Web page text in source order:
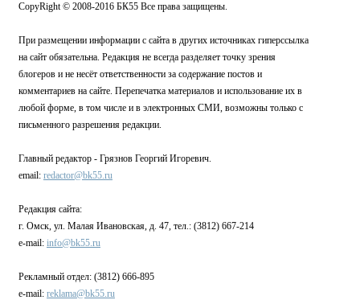
CopyRight © 2008-2016 БК55 Все права защищены.
При размещении информации с сайта в других источниках гиперссылка
на сайт обязательна. Редакция не всегда разделяет точку зрения
блогеров и не несёт ответственности за содержание постов и
комментариев на сайте. Перепечатка материалов и использование их в
любой форме, в том числе и в электронных СМИ, возможны только с
письменного разрешения редакции.
Главный редактор - Грязнов Георгий Игоревич.
email: redactor@bk55.ru
Редакция сайта:
г. Омск, ул. Малая Ивановская, д. 47, тел.: (3812) 667-214
e-mail: info@bk55.ru
Рекламный отдел: (3812) 666-895
e-mail: reklama@bk55.ru